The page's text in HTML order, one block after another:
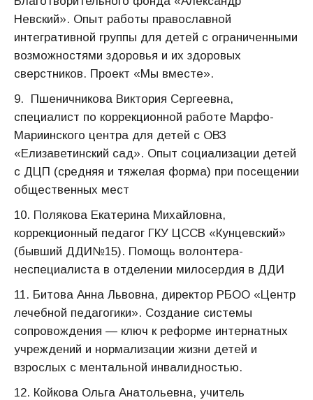
Невский». Опыт работы православной
интегративной группы для детей с ограниченными
возможностями здоровья и их здоровых
сверстников. Проект «Мы вместе».
9. Пшеничникова Виктория Сергеевна,
специалист по коррекционной работе Марфо-
Мариинского центра для детей с ОВЗ
«Елизаветинский сад». Опыт социализации детей
с ДЦП (средняя и тяжелая форма) при посещении
общественных мест
10. Полякова Екатерина Михайловна,
коррекционный педагог ГКУ ЦССВ «Кунцевский»
(бывший ДДИ№15). Помощь волонтера-
неспециалиста в отделении милосердия в ДДИ
11. Битова Анна Львовна, директор РБОО «Центр
лечебной педагогики». Создание системы
сопровождения — ключ к реформе интернатных
учреждений и нормализации жизни детей и
взрослых с ментальной инвалидностью.
12. Койкова Ольга Анатольевна, учитель